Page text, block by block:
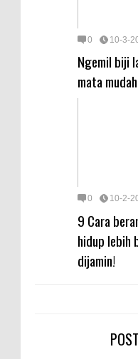
0 10-3-
Ngemil biji
mata
0 10-2-
9 Cara
hidup lebih
dijamin!